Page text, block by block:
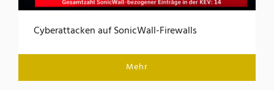
Cyberattacken auf SonicWall-Firewalls
Mehr